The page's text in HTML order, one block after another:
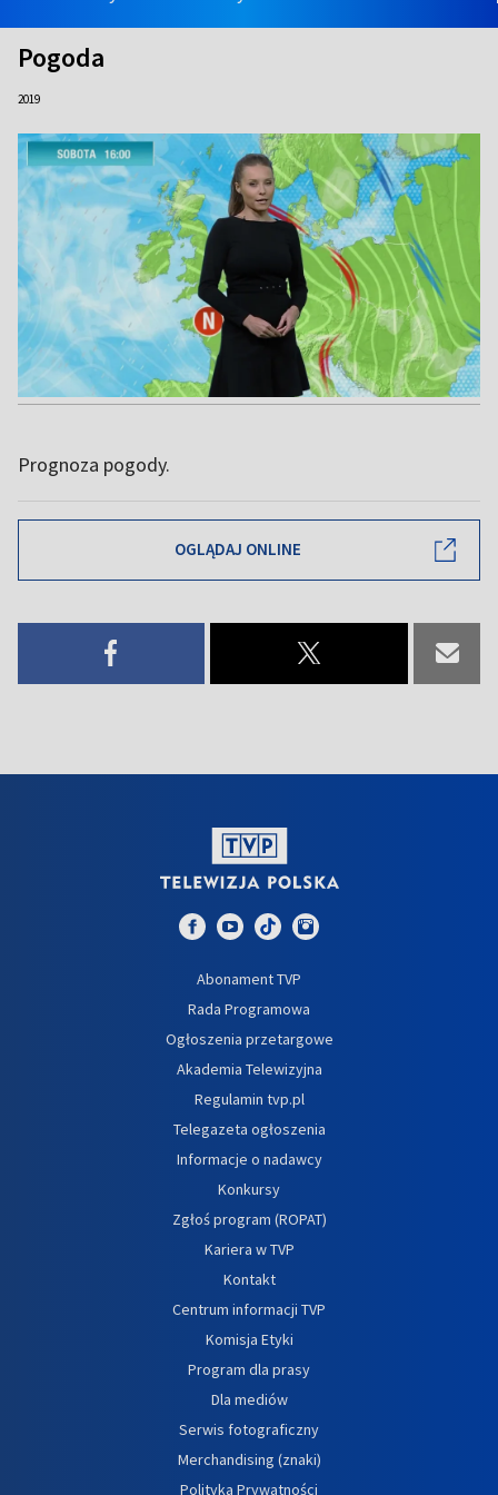
Pogoda
2019
Prognoza pogody.
OGLĄDAJ ONLINE
Abonament TVP
Rada Programowa
Ogłoszenia przetargowe
Akademia Telewizyjna
Regulamin tvp.pl
Telegazeta ogłoszenia
Informacje o nadawcy
Konkursy
Zgłoś program (ROPAT)
Kariera w TVP
Kontakt
Centrum informacji TVP
Komisja Etyki
Program dla prasy
Dla mediów
Serwis fotograficzny
Merchandising (znaki)
Polityka Prywatności